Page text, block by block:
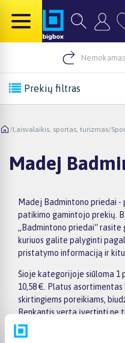
Prekių filtras
/Laisvalaikis, sportas, turizmas/
Madej
Madej Badmintono priedai -
patikimo gamintojo prekių.
„Badmintono priedai“
kuriuos galite palyginti
pristatymo informaciją ir
Šioje kategorijoje siūloma 1
10,58 €. Platus
skirtingiems poreikiams,
Renkantis verta įvertinti ne
savybes, funkcionalumą,
taikomus specialius